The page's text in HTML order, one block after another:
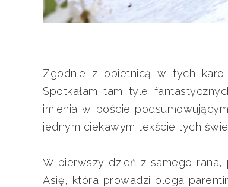
Zgodnie z obietnicą w tych
Spotkałam tam tyle
imienia w poście
jednym ciekawym tekście tych
W pierwszy dzień z samego rana,
Asię, która prowadzi bloga